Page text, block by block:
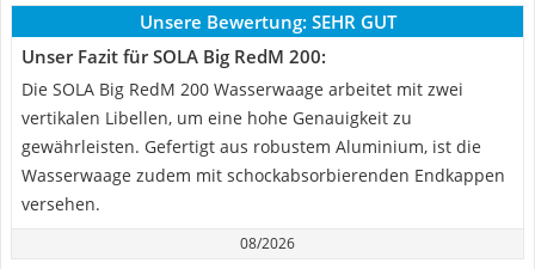
Unsere Bewertung: SEHR GUT
Unser Fazit für SOLA Big RedM 200:
Die SOLA Big RedM 200 Wasserwaage arbeitet mit zwei
vertikalen Libellen, um eine hohe Genauigkeit zu
gewährleisten. Gefertigt aus robustem Aluminium, ist die
Wasserwaage zudem mit schockabsorbierenden Endkappen
versehen.
08/2026